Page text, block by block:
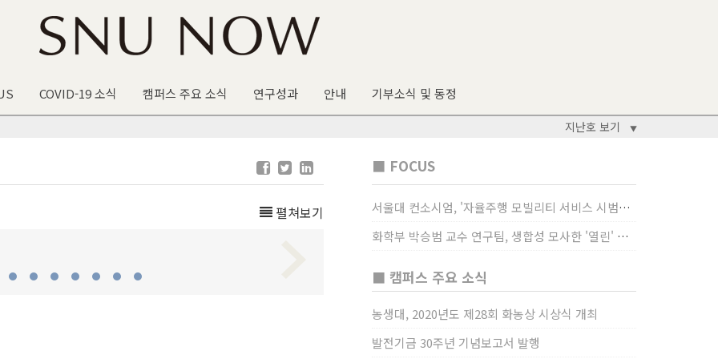
COVID-19 소식 캠퍼스 주요 소식 연구성과 안내 기부소식 및 동정
지난호 보기 ▼
펼쳐보기
■ FOCUS
서울대 컨소시엄, '자율주행 모빌리티 서비스 시범사업' 수행
화학부 박승범 교수 연구팀, 생합성 모사한 '열린' 비타민 B3 합성법 개발
■ 캠퍼스 주요 소식
농생대, 2020년도 제28회 화농상 시상식 개최
발전기금 30주년 기념보고서 발행